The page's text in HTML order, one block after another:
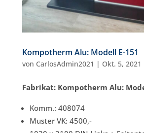
Kompotherm Alu: Modell E-151
von CarlosAdmin2021 | Okt. 5, 2021
Fabrikat: Kompotherm Alu:
Komm.: 408074
Muster VK: 4500,-